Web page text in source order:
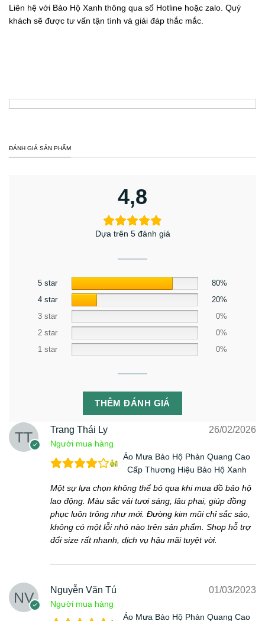
Liên hệ với Bảo Hộ Xanh thông qua số Hotline hoặc zalo. Quý
khách sẽ được tư vấn tận tình và giải đáp thắc mắc.
ĐÁNH GIÁ SẢN PHẨM
4,8
Dựa trên 5 đánh giá
5 star
80%
4 star
20%
3 star
0%
2 star
0%
1 star
0%
THÊM ĐÁNH GIÁ
Trang Thái Ly
Người mua hàng
26/02/2026
Áo Mưa Bảo Hộ Phản Quang Cao
Cấp Thương Hiệu Bảo Hộ Xanh
Một sự lựa chọn không thể bỏ qua khi mua đồ bảo hộ
lao động. Màu sắc vải tươi sáng, lâu phai, giúp đồng
phục luôn trông như mới. Đường kim mũi chỉ sắc sảo,
không có một lỗi nhỏ nào trên sản phẩm. Shop hỗ trợ
đổi size rất nhanh, dịch vụ hậu mãi tuyệt vời.
Nguyễn Văn Tú
Người mua hàng
01/03/2023
Áo Mưa Bảo Hộ Phản Quang Cao